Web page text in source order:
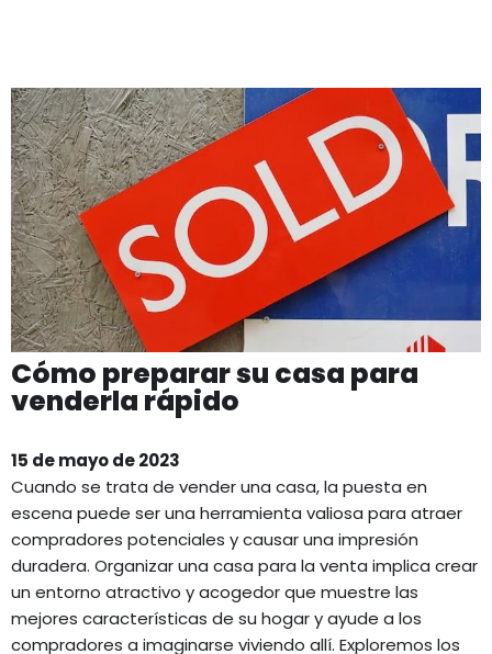
Cómo preparar su casa para
venderla rápido
15 de mayo de 2023
Cuando se trata de vender una casa, la puesta en
escena puede ser una herramienta valiosa para atraer
compradores potenciales y causar una impresión
duradera. Organizar una casa para la venta implica crear
un entorno atractivo y acogedor que muestre las
mejores características de su hogar y ayude a los
compradores a imaginarse viviendo allí. Exploremos los